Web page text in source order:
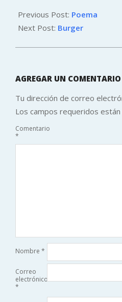
12-
02
Previous Post: Poema
Next Post: Burger
AGREGAR UN COMENTARIO
Tu dirección de correo
Los campos requeridos
Comentario
*
Nombre *
Correo
electrónico
*